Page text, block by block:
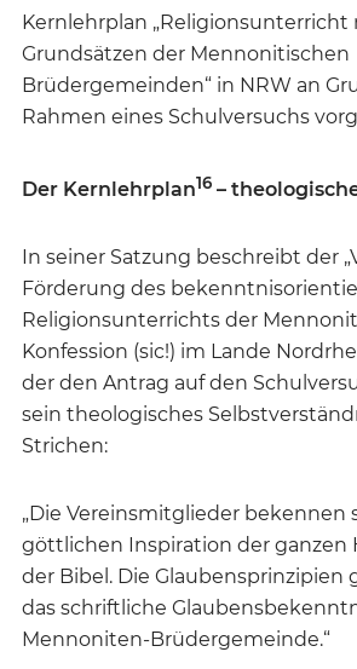
Kernlehrplan „Religionsunterricht
Grundsätzen der Mennonitischen
Brüdergemeinden“ in NRW an
Rahmen eines Schulversuchs
Der Kernlehrplan16 –
In seiner Satzung beschreibt der
Förderung des
Religionsunterrichts der
Konfession (sic!) im Lande
der den Antrag auf den
sein theologisches
Strichen:
„Die Vereinsmitglieder bekennen
göttlichen Inspiration der ganzen
der Bibel. Die Glaubensprinzipien
das schriftliche
Mennoniten-Brüdergemeinde.“